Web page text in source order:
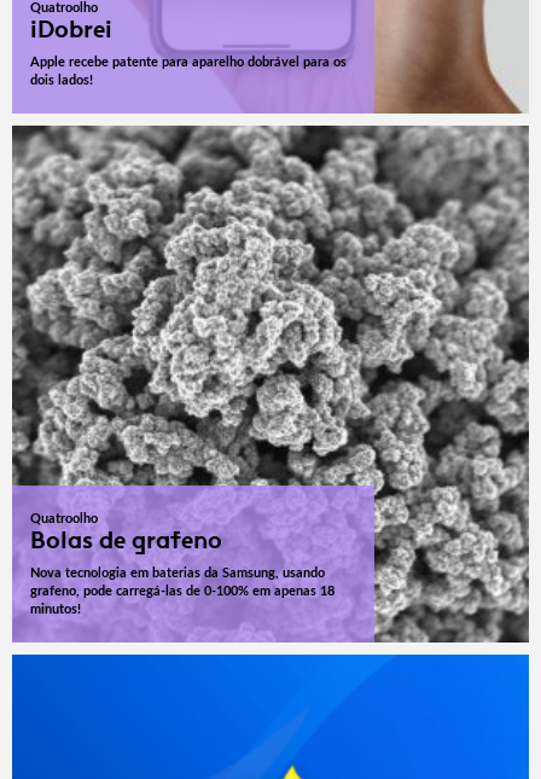
Quatroolho
iDobrei
Apple recebe patente para aparelho dobrável para os
dois lados!
Quatroolho
Bolas de grafeno
Nova tecnologia em baterias da Samsung, usando
grafeno, pode carregá-las de 0-100% em apenas 18
minutos!